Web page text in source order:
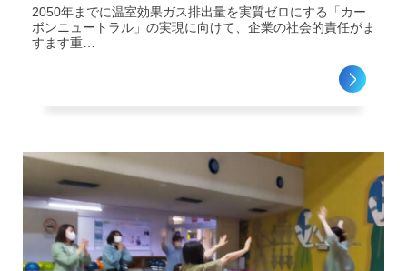
2050年までに温室効果ガス排出量を実質ゼロにする「カー
ボンニュートラル」の実現に向けて、企業の社会的責任がま
すます重…